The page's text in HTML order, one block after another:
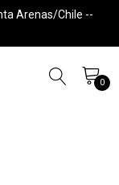
Arenas/Chile --
0